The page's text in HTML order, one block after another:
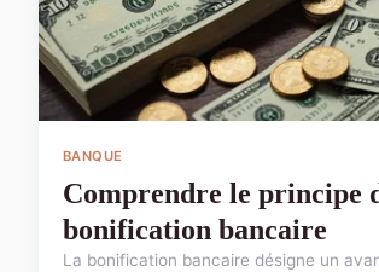
BANQUE
Comprendre le principe
bonification bancaire
La bonification bancaire désigne un